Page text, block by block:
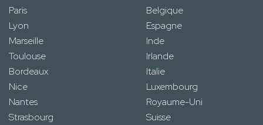
Paris
Lyon
Marseille
Toulouse
Bordeaux
Nice
Nantes
Strasbourg
Belgique
Espagne
Inde
Irlande
Italie
Luxembourg
Royaume-Uni
Suisse